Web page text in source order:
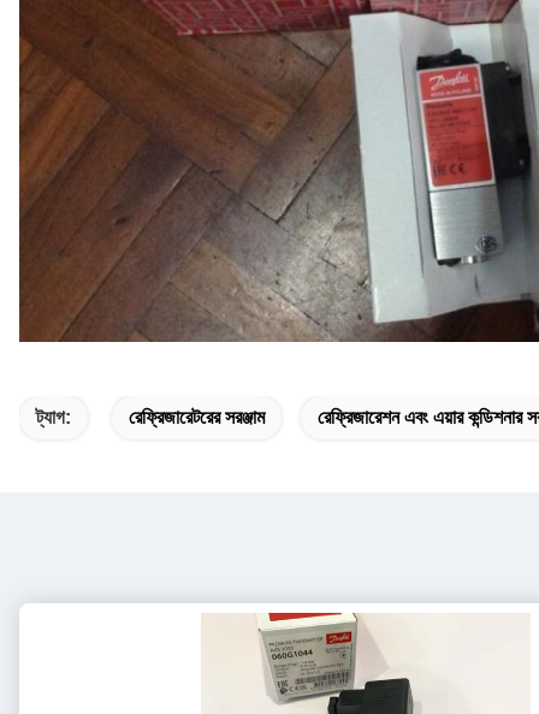
ট্যাগ: রেফ্রিজারেটরের সরঞ্জাম রেফ্রিজারেশন এবং এয়ার কন্ডিশনার